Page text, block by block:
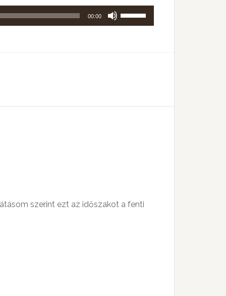
00:00
hangerő
illetőleg
szerint ezt az időszakot a fenti